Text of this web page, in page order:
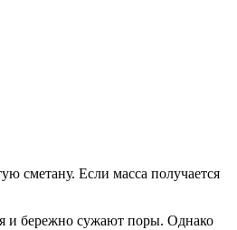
сметану. Если масса получается
и бережно сужают поры. Однако